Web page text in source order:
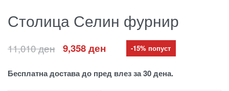
Столица Селин фурнир
11,010ден 9,358ден -15% попуст
Бесплатна достава до пред влез за 30 дена.